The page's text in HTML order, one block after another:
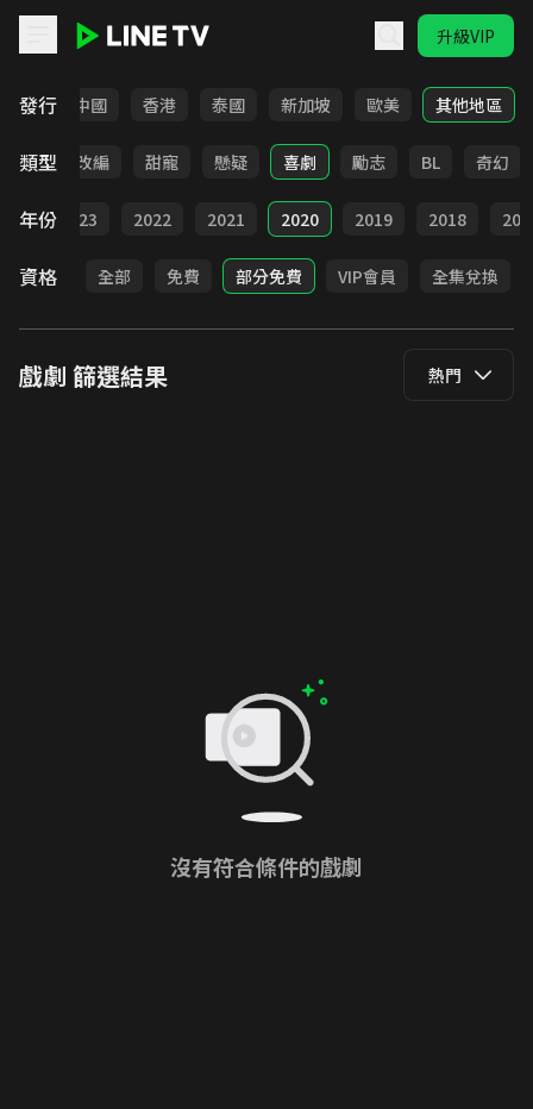
升級VIP
發行
韓國 中國 香港 泰國 新加坡 歐美 其他地區
類型
都會 改編 甜寵 懸疑 喜劇 勵志 BL 奇幻
年份 2023 2022 2021 2020 2019 2018
資格 全部 免費 部分免費 VIP會員 全集兌換
戲劇 篩選結果 熱門
沒有符合條件的戲劇